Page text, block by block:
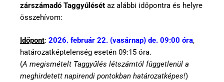
zárszámadó Taggyűlését az alábbi időpontra és helyre
összehívom:
Időpont: 2026. február 22. (vasárnap) de. 09:00 óra,
határozatképtelenség esetén 09:15 óra.
(A megismételt Taggyűlés létszámtól függetlenül a
meghirdetett napirendi pontokban határozatképes!)